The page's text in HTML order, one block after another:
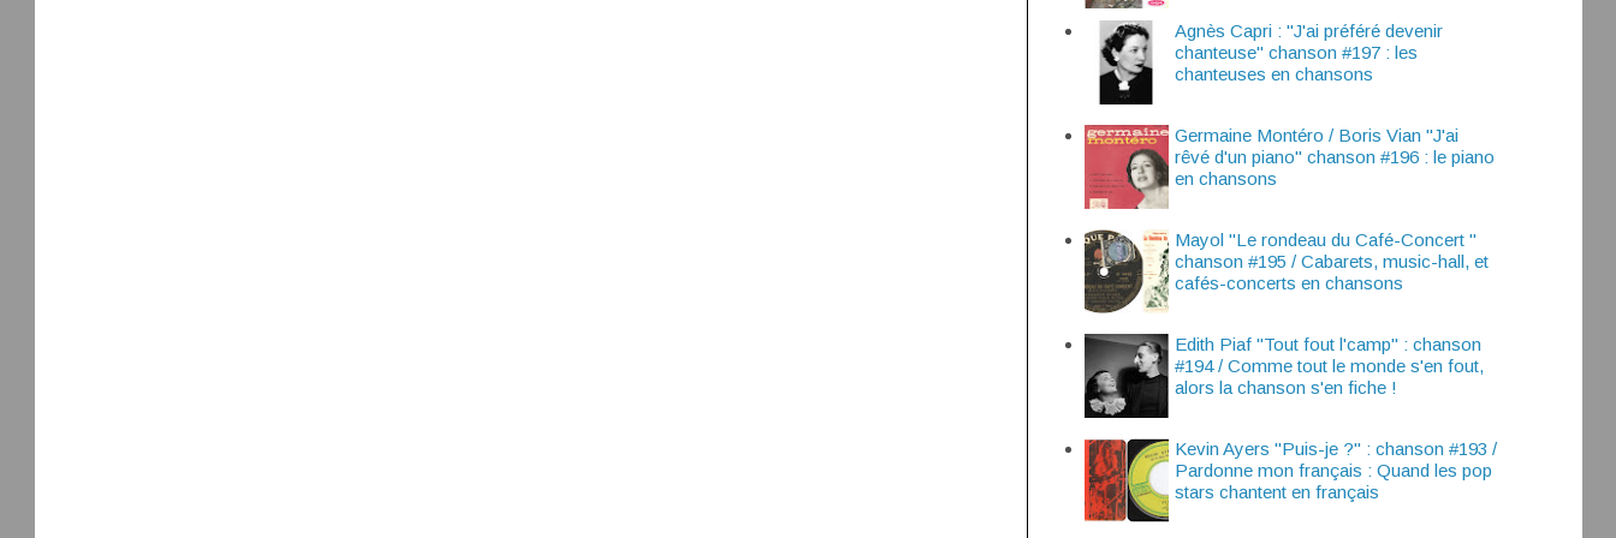
Agnès Capri : "J'ai préféré devenir
chanteuse" chanson #197 : les
chanteuses en chansons
Germaine Montéro / Boris Vian "J'ai
rêvé d'un piano" chanson #196 : le piano
en chansons
Mayol "Le rondeau du Café-Concert "
chanson #195 / Cabarets, music-hall, et
cafés-concerts en chansons
Edith Piaf "Tout fout l'camp" : chanson
#194 / Comme tout le monde s'en fout,
alors la chanson s'en fiche !
Kevin Ayers "Puis-je ?" : chanson #193 /
Pardonne mon français : Quand les pop
stars chantent en français